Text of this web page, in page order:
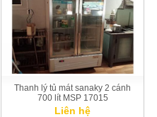
Thanh lý tủ mát sanaky 2 cánh
700 lít MSP 17015
Liên hệ